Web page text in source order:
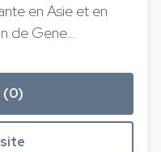
en Asie et en
de Gene…
(0)